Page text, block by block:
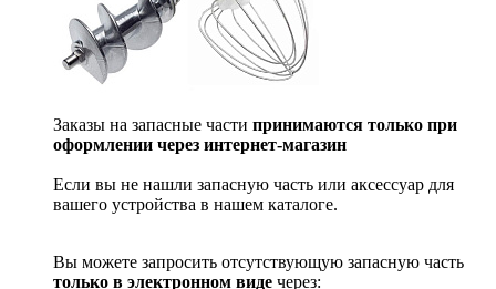
Заказы на запасные части принимаются только при
оформлении через интернет-магазин
Если вы не нашли запасную часть или аксессуар для
вашего устройства в нашем каталоге.
Вы можете запросить отсутствующую запасную часть
только в электронном виде через: